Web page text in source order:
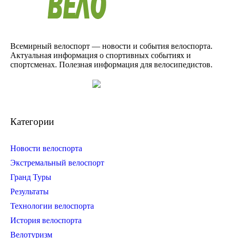
Всемирный велоспорт — новости и события велоспорта.
Актуальная информация о спортивных событиях и
спортсменах. Полезная информация для велосипедистов.
Категории
Новости велоспорта
Экстремальный велоспорт
Гранд Туры
Результаты
Технологии велоспорта
История велоспорта
Велотуризм